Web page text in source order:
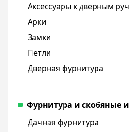
Аксессуары к дверным
Арки
Замки
Петли
Дверная фурнитура
Фурнитура и скобяные
Дачная фурнитура